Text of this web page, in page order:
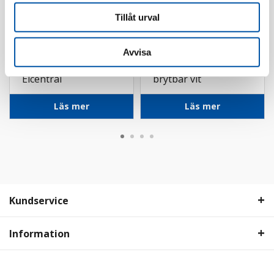
Tillåt urval
Avvisa
Gångjärn till GDS
Elcentral
Läs mer
Täckbricka 12mod
brytbar vit
Läs mer
Kundservice
Information